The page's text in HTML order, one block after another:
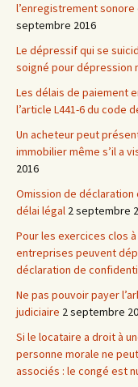
l’enregistrement
septembre 2016
Le dépressif qui se
soigné pour dépression
Les délais de paiement
l’article L441-6 du code
Un acheteur peut
immobilier même s’il a
2016
Omission de
délai légal 2 septembre
Pour les exercices clos
entreprises peuvent
déclaration de
Ne pas pouvoir payer
judiciaire 2 septembre
Si le locataire a droit à
personne morale ne
associés : le congé est